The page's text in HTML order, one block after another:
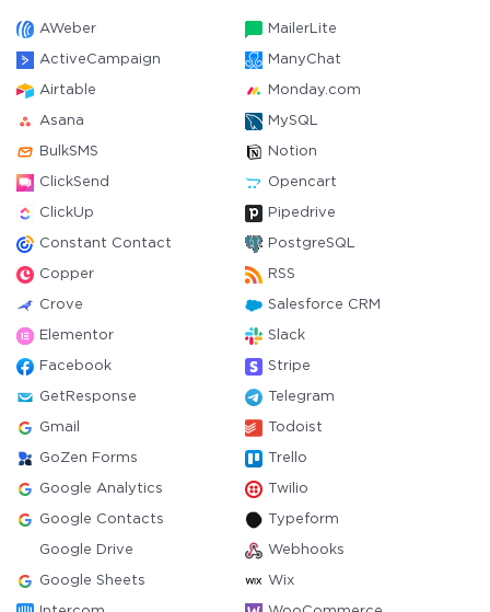
AWeber MailerLite
ActiveCampaign ManyChat
Airtable Monday.com
Asana MySQL
BulkSMS Notion
ClickSend Opencart
ClickUp Pipedrive
Constant Contact PostgreSQL
Copper RSS
Crove Salesforce CRM
Elementor Slack
Facebook Stripe
GetResponse Telegram
Gmail Todoist
GoZen Forms Trello
Google Analytics Twilio
Google Contacts Typeform
Google Drive Webhooks
Google Sheets Wix